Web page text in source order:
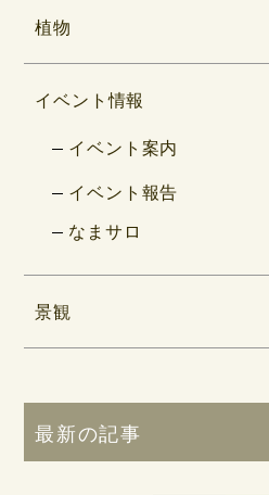
植物
イベント情報
イベント案内
イベント報告
なまサロ
景観
最新の記事